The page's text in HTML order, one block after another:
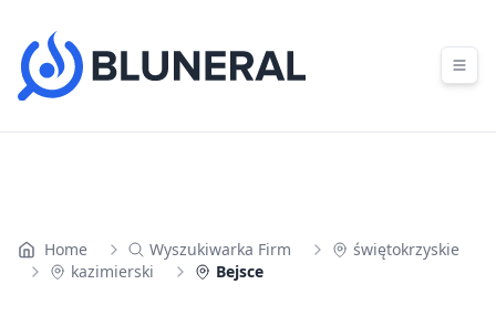
Home Wyszukiwarka Firm
świętokrzyskie
kazimierski
Bejsce